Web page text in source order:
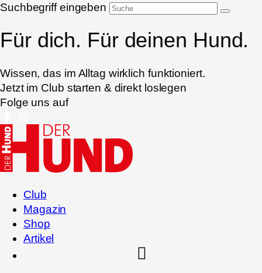
Suchbegriff eingeben
Für dich. Für deinen Hund.
Wissen, das im Alltag wirklich funktioniert.
Jetzt im Club starten & direkt loslegen
Folge uns auf
Club
Magazin
Shop
Artikel